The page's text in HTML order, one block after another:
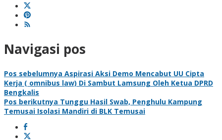
Navigasi pos
Pos sebelumnya Aspirasi Aksi Demo Mencabut UU Cipta
Kerja ( omnibus law) Di Sambut Lamsung Oleh Ketua DPRD
Bengkalis
Pos berikutnya Tunggu Hasil Swab, Penghulu Kampung
Temusai Isolasi Mandiri di BLK Temusai